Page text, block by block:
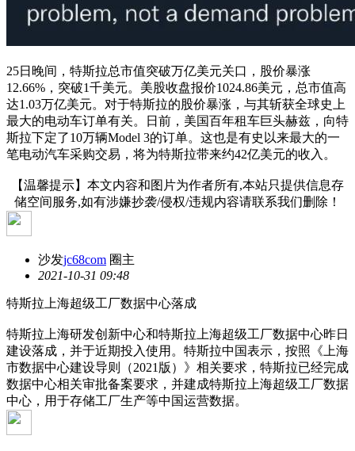
25日晚间，特斯拉总市值突破万亿美元关口，股价暴涨
12.66%，突破1千美元。美股收盘报价1024.86美元，总市值高
达1.03万亿美元。对于特斯拉的股价暴涨，与其斩获全球史上
最大的电动车订单有关。日前，美国百年租车巨头赫兹，向特
斯拉下定了10万辆Model 3的订单。这也是有史以来最大的一
笔电动汽车采购交易，将为特斯拉带来约42亿美元的收入。
【温馨提示】本文内容和图片为作者所有,本站只提供信息存
储空间服务,如有涉嫌抄袭/侵权/违规内容请联系我们删除！
沙发jc68com 圈主
2021-10-31 09:48
特斯拉上海超级工厂数据中心落成
特斯拉上海研发创新中心和特斯拉上海超级工厂数据中心昨日
建设落成，并于近期投入使用。特斯拉中国表示，按照《上海
市数据中心建设导则（2021版）》相关要求，特斯拉已经完成
数据中心相关审批备案要求，并建成特斯拉上海超级工厂数据
中心，用于存储工厂生产等中国运营数据。